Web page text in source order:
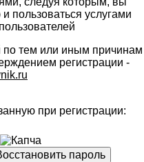
пользоваться услугами
по тем или иным причинам
регистрации -
при регистрации: